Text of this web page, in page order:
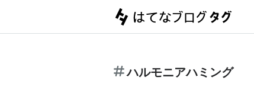
ハルモニアハミング